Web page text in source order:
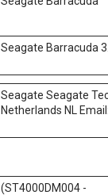
Seagate Barracuda
Seagate Seagate
Netherlands NL
(ST4000DM004 -